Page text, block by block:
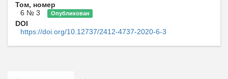
Том, номер
6 № 3
Опубликован
DOI
https://doi.org/10.12737/2412-4737-2020-6-3